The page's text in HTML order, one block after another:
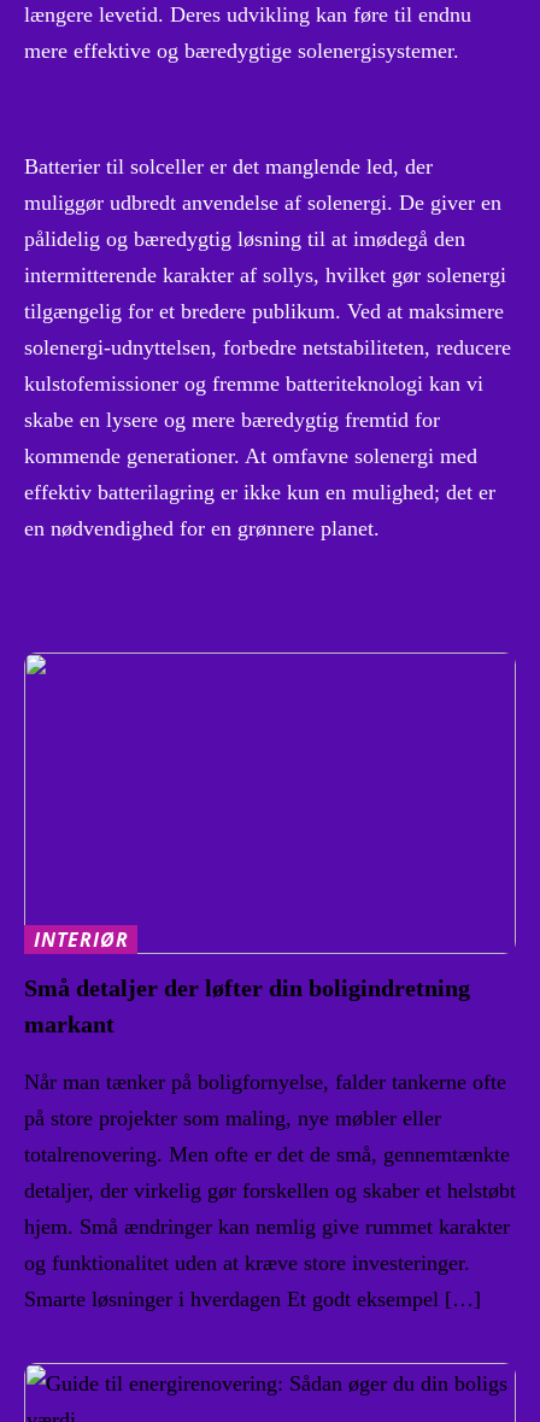
længere levetid. Deres udvikling kan føre til endnu
mere effektive og bæredygtige solenergisystemer.
Batterier til solceller er det manglende led, der
muliggør udbredt anvendelse af solenergi. De giver en
pålidelig og bæredygtig løsning til at imødegå den
intermitterende karakter af sollys, hvilket gør solenergi
tilgængelig for et bredere publikum. Ved at maksimere
solenergi-udnyttelsen, forbedre netstabiliteten, reducere
kulstofemissioner og fremme batteriteknologi kan vi
skabe en lysere og mere bæredygtig fremtid for
kommende generationer. At omfavne solenergi med
effektiv batterilagring er ikke kun en mulighed; det er
en nødvendighed for en grønnere planet.
INTERIØR
Små detaljer der løfter din boligindretning
markant
Når man tænker på boligfornyelse, falder tankerne ofte
på store projekter som maling, nye møbler eller
totalrenovering. Men ofte er det de små, gennemtænkte
detaljer, der virkelig gør forskellen og skaber et helstøbt
hjem. Små ændringer kan nemlig give rummet karakter
og funktionalitet uden at kræve store investeringer.
Smarte løsninger i hverdagen Et godt eksempel […]